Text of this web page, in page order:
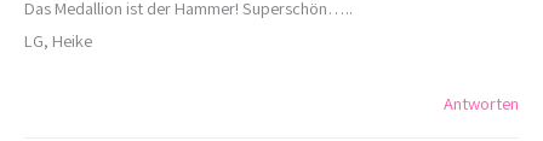
Das Medallion ist der Hammer! Superschön…..
LG, Heike
Antworten